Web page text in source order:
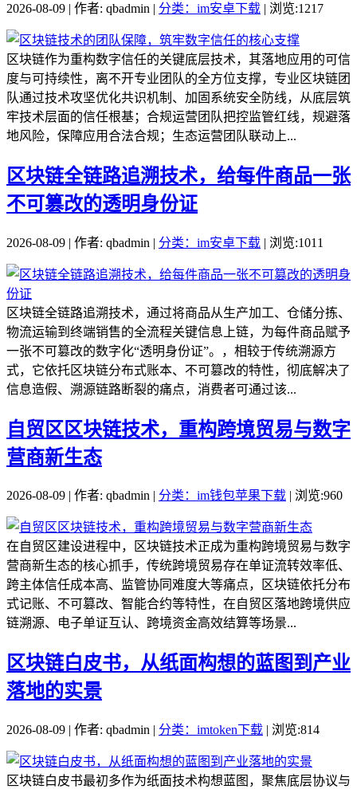
2026-08-09 | 作者: qbadmin | 分类：im安卓下载 | 浏览:1217
区块链作为重构数字信任的关键底层技术，其落地应用的可信
度与可持续性，离不开专业团队的全方位支撑，专业区块链团
队通过技术攻坚优化共识机制、加固系统安全防线，从底层筑
牢技术层面的信任根基；合规运营团队把控监管红线，规避落
地风险，保障应用合法合规；生态运营团队联动上...
区块链全链路追溯技术，给每件商品一张
不可篡改的透明身份证
2026-08-09 | 作者: qbadmin | 分类：im安卓下载 | 浏览:1011
区块链全链路追溯技术，通过将商品从生产加工、仓储分拣、
物流运输到终端销售的全流程关键信息上链，为每件商品赋予
一张不可篡改的数字化“透明身份证”。，相较于传统溯源方
式，它依托区块链分布式账本、不可篡改的特性，彻底解决了
信息造假、溯源链路断裂的痛点，消费者可通过该...
自贸区区块链技术，重构跨境贸易与数字
营商新生态
2026-08-09 | 作者: qbadmin | 分类：im钱包苹果下载 | 浏览:960
在自贸区建设进程中，区块链技术正成为重构跨境贸易与数字
营商新生态的核心抓手，传统跨境贸易存在单证流转效率低、
跨主体信任成本高、监管协同难度大等痛点，区块链依托分布
式记账、不可篡改、智能合约等特性，在自贸区落地跨境供应
链溯源、电子单证互认、跨境资金高效结算等场景...
区块链白皮书，从纸面构想的蓝图到产业
落地的实景
2026-08-09 | 作者: qbadmin | 分类：imtoken下载 | 浏览:814
区块链白皮书最初多作为纸面技术构想蓝图，聚焦底层协议与